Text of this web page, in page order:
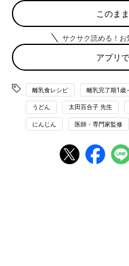
食。
調理前にお読みくだ
離乳食の「下ごしらえ」の
カラフル野菜のカルボ
このま
サクサク読める！
アプリ
離乳食レシピ 離乳完了期1歳
うどん 太田百合子 先生
にんじん 医師・専門家監修